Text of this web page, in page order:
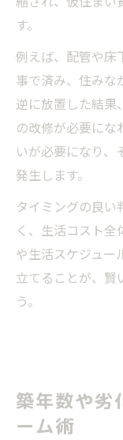
す。
例えば、配管や床
事で済み、住みな
逆に放置した結果
の改修が必要にな
いが必要になり、
発生します。
タイミングの良い
く、生活コスト
や生活スケジュー
立てることが、賢
う。
築年数や劣
ーム術